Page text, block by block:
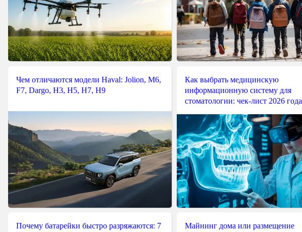
Чем отличаются модели Haval: Jolion, M6,
F7, Dargo, H3, H5, H7, H9
Как выбрать медицинскую
информационную систему для
стоматологии: чек-лист 2026 года
Почему батарейки быстро разряжаются: 7 Майнинг дома или размещение